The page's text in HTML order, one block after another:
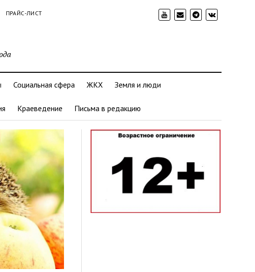
ПРАЙС-ЛИСТ
Социальная сфера ЖКХ Земля и люди
Краеведение Письма в редакцию